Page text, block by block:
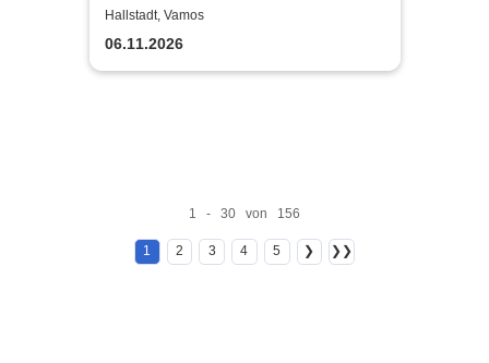
Tribute
Hallstadt, Vamos
06.11.2026
1 - 30 von 156
1 2 3 4 5 ❯ ❯❯